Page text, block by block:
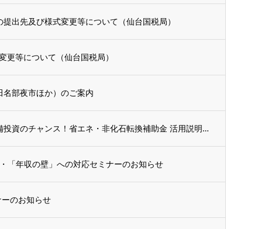
出先及び様式変更等について（仙台国税局）
更等について（仙台国税局）
部夜市ほか）のご案内
【参加無料・申込不要】今こそ設備投資のチャンス！省エネ・非化石転換補助金 活用説明会開...
「年収の壁」への対応セミナーのお知らせ
のお知らせ